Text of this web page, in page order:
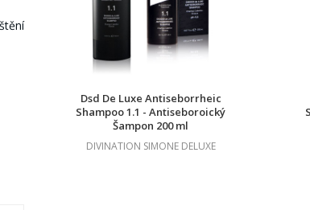
Dsd De Luxe Antiseborrheic
Shampoo 1.1 - Antiseboroický
Šampon 200 ml
DIVINATION SIMONE DELUXE